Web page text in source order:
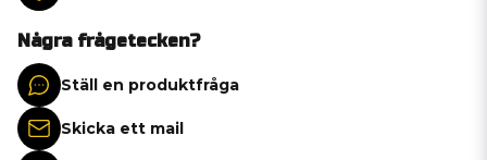
Några frågetecken?
Ställ en produktfråga
Skicka ett mail